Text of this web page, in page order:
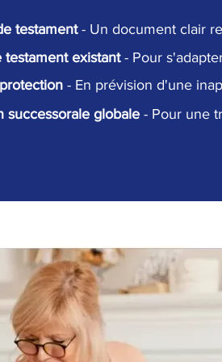
testament- Un document clair
testament existant- Pour
- En prévision d'une
successorale globale - Pour une